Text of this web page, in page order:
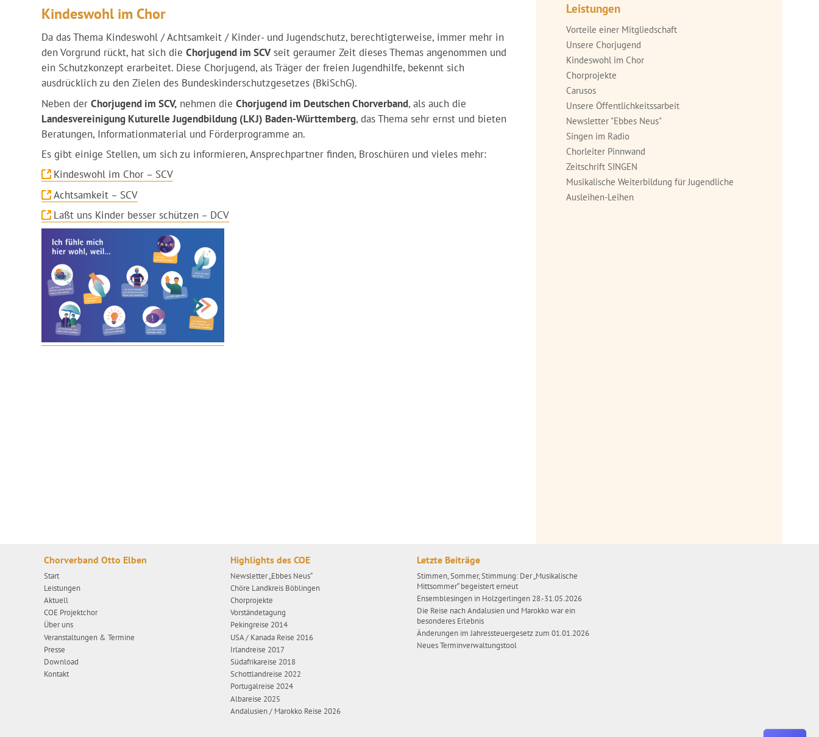
Kindeswohl im Chor
Da das Thema Kindeswohl / Achtsamkeit / Kinder- und Jugendschutz, berechtigterweise, immer mehr in
den Vorgrund rückt, hat sich dieChorjugend im SCVseit geraumer Zeit dieses Themas angenommen und
ein Schutzkonzept erarbeitet. Diese Chorjugend, als Träger der freien Jugendhilfe, bekennt sich
ausdrücklich zu den Zielen des Bundeskinderschutzgesetzes (BkiSchG).
Neben derChorjugend im SCV, nehmen dieChorjugend im Deutschen Chorverband, als auch die
Landesvereinigung Kuturelle Jugendbildung (LKJ) Baden-Württemberg, das Thema sehr ernst und bieten
Beratungen, Informationmaterial und Förderprogramme an.
Es gibt einige Stellen, um sich zu informieren, Ansprechpartner finden, Broschüren und vieles mehr:
Kindeswohl im Chor – SCV
Achtsamkeit – SCV
Laßt uns Kinder besser schützen – DCV
Leistungen
Vorteile einer Mitgliedschaft
Unsere Chorjugend
Kindeswohl im Chor
Chorprojekte
Carusos
Unsere Öffentlichkeitssarbeit
Newsletter "Ebbes Neus"
Singen im Radio
Chorleiter Pinnwand
Zeitschrift SINGEN
Musikalische Weiterbildung für Jugendliche
Ausleihen-Leihen
Chorverband Otto Elben
Start
Leistungen
Aktuell
COE Projektchor
Über uns
Veranstaltungen & Termine
Presse
Download
Kontakt
Highlights des COE
Newsletter „Ebbes Neus“
Chöre Landkreis Böblingen
Chorprojekte
Vorständetagung
Pekingreise 2014
USA / Kanada Reise 2016
Irlandreise 2017
Südafrikareise 2018
Schottlandreise 2022
Portugalreise 2024
Albareise 2025
Andalusien / Marokko Reise 2026
Letzte Beiträge
Stimmen, Sommer, Stimmung: Der „Musikalische
Mittsommer“ begeistert erneut
Ensemblesingen in Holzgerlingen 28.-31.05.2026
Die Reise nach Andalusien und Marokko war ein
besonderes Erlebnis
Änderungen im Jahressteuergesetz zum 01.01.2026
Neues Terminverwaltungstool